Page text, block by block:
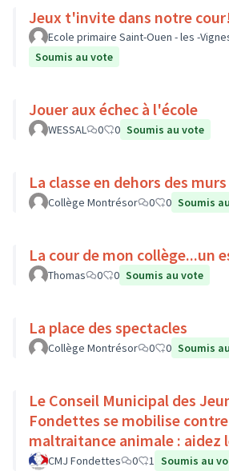
Jeux t'invite dans notre
Ecole primaire Saint-Ouen - les -
Soumis au vote
Jouer aux échec à l'école
WESSAL 0 0 Soumis au vote
La classe en dehors des murs
Collège Montrésor 0 0 Soumis
La cour de mon collège...un
Thomas 0 0 Soumis au vote
La place des spectacles
Collège Montrésor 0 0 Soumis
Le Conseil Municipal des
Fondettes se mobilise
maltraitance animale : aidez
de Luynes !
CMJ Fondettes 0 1 Soumis au